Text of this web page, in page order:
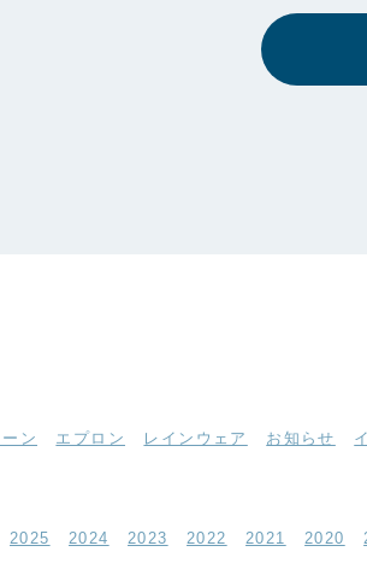
ン エプロン レインウェア お知らせ
2025 2024 2023 2022 2021 2020